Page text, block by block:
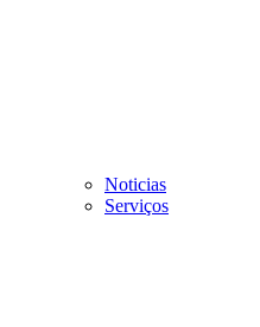
Noticias
Serviços